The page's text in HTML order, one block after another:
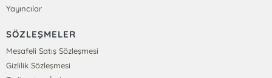
Yayıncılar
SÖZLEŞMELER
Mesafeli Satış Sözleşmesi
Gizlilik Sözleşmesi